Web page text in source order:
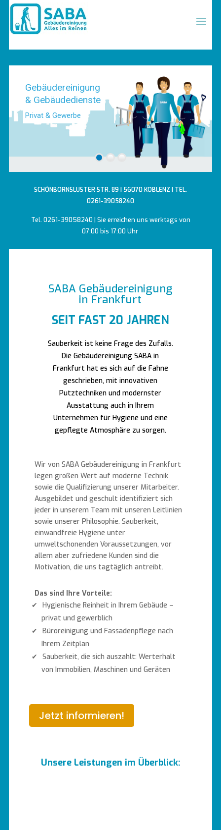
Privat & Gewerbe
Gebäudereinigung
& Gebäudedienste
SCHÖNBORNSLUSTER STR. 89 | 56070 KOBLENZ | TEL.
0261-39058240
Tel. 0261-39058240 | Sie erreichen uns werktags von
07:00 bis 17:00 Uhr
SABA Gebäudereinigung
in Frankfurt
SEIT FAST 20 JAHREN
Sauberkeit ist keine Frage des Zufalls.
Die Gebäudereinigung SABA in
Frankfurt hat es sich auf die Fahne
geschrieben, mit innovativen
Putztechniken und modernster
Ausstattung auch in Ihrem
Unternehmen für Hygiene und eine
gepflegte Atmosphäre zu sorgen.
Wir von SABA Gebäudereinigung in Frankfurt
legen großen Wert auf moderne Technik
sowie die Qualifizierung unserer Mitarbeiter.
Ausgebildet und geschult identifiziert sich
jeder in unserem Team mit unseren Leitlinien
sowie unserer Philosophie. Sauberkeit,
einwandfreie Hygiene unter
umweltschonenden Voraussetzungen, vor
allem aber zufriedene Kunden sind die
Motivation, die uns tagtäglich antreibt.
Das sind Ihre Vorteile:
Hygienische Reinheit in Ihrem Gebäude –
privat und gewerblich
Büroreinigung und Fassadenpflege nach
Ihrem Zeitplan
Sauberkeit, die sich auszahlt: Werterhalt
von Immobilien, Maschinen und Geräten
Jetzt informieren!
Unsere Leistungen im Überblick: